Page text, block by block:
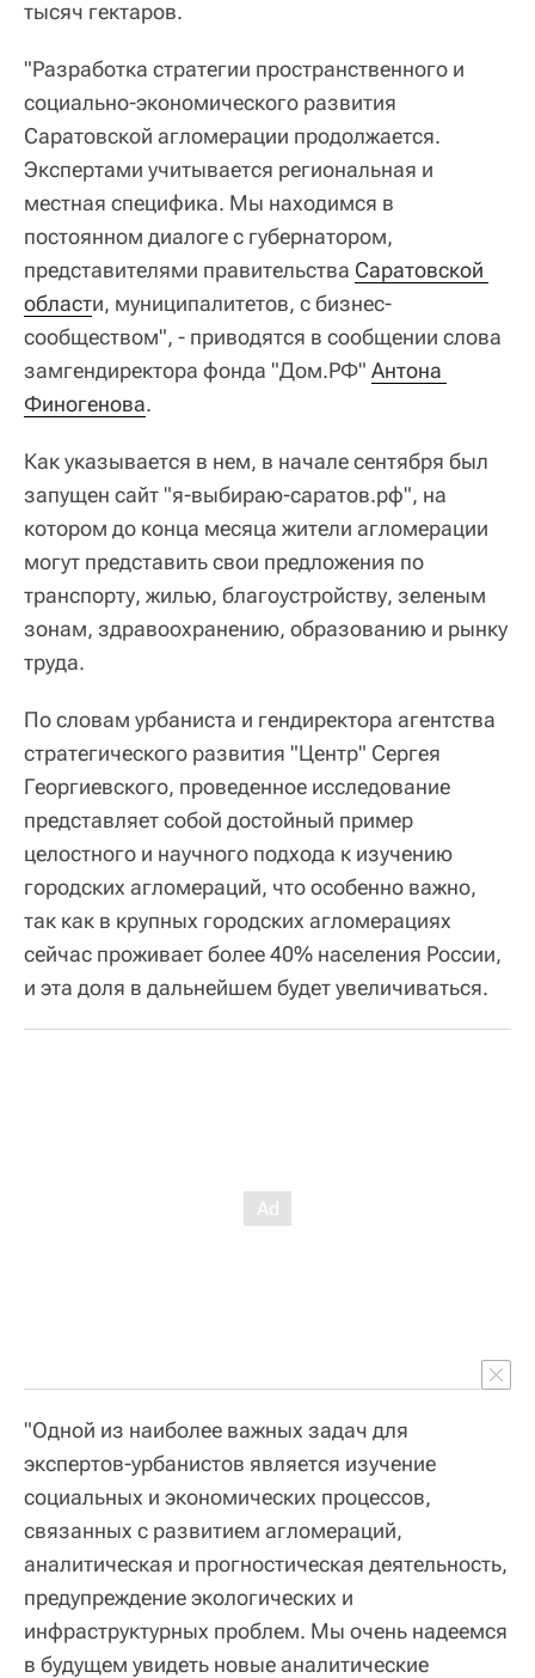
тысяч гектаров.
"Разработка стратегии пространственного и
социально-экономического развития
Саратовской агломерации продолжается.
Экспертами учитывается региональная и
местная специфика. Мы находимся в
постоянном диалоге с губернатором,
представителями правительства Саратовской
области, муниципалитетов, с бизнес-
сообществом", - приводятся в сообщении слова
замгендиректора фонда "Дом.РФ" Антона
Финогенова.
Как указывается в нем, в начале сентября был
запущен сайт "я-выбираю-саратов.рф", на
котором до конца месяца жители агломерации
могут представить свои предложения по
транспорту, жилью, благоустройству, зеленым
зонам, здравоохранению, образованию и рынку
труда.
По словам урбаниста и гендиректора агентства
стратегического развития "Центр" Сергея
Георгиевского, проведенное исследование
представляет собой достойный пример
целостного и научного подхода к изучению
городских агломераций, что особенно важно,
так как в крупных городских агломерациях
сейчас проживает более 40% населения России,
и эта доля в дальнейшем будет увеличиваться.
"Одной из наиболее важных задач для
экспертов-урбанистов является изучение
социальных и экономических процессов,
связанных с развитием агломераций,
аналитическая и прогностическая деятельность,
предупреждение экологических и
инфраструктурных проблем. Мы очень надеемся
в будущем увидеть новые аналитические